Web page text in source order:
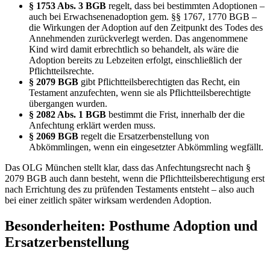
§ 1753 Abs. 3 BGB regelt, dass bei bestimmten Adoptionen –
auch bei Erwachsenenadoption gem. §§ 1767, 1770 BGB –
die Wirkungen der Adoption auf den Zeitpunkt des Todes des
Annehmenden zurückverlegt werden. Das angenommene
Kind wird damit erbrechtlich so behandelt, als wäre die
Adoption bereits zu Lebzeiten erfolgt, einschließlich der
Pflichtteilsrechte.
§ 2079 BGB gibt Pflichtteilsberechtigten das Recht, ein
Testament anzufechten, wenn sie als Pflichtteilsberechtigte
übergangen wurden.
§ 2082 Abs. 1 BGB bestimmt die Frist, innerhalb der die
Anfechtung erklärt werden muss.
§ 2069 BGB regelt die Ersatzerbenstellung von
Abkömmlingen, wenn ein eingesetzter Abkömmling wegfällt.
Das OLG München stellt klar, dass das Anfechtungsrecht nach §
2079 BGB auch dann besteht, wenn die Pflichtteilsberechtigung erst
nach Errichtung des zu prüfenden Testaments entsteht – also auch
bei einer zeitlich später wirksam werdenden Adoption.
Besonderheiten: Posthume Adoption und
Ersatzerbenstellung